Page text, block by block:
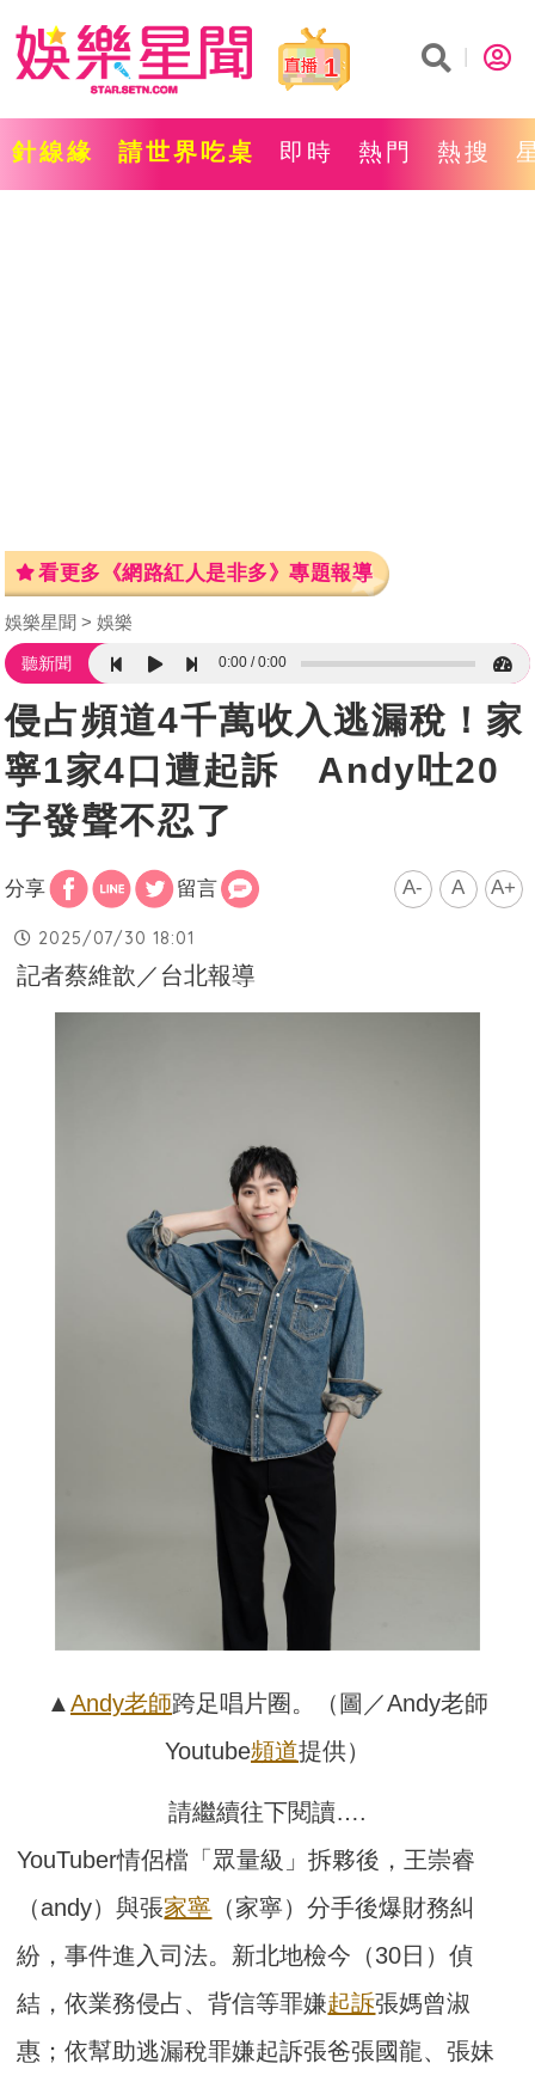
1
針線緣 請世界吃桌 即時 熱門 熱搜
看更多《網路紅人是非多》專題報導
娛樂星聞 娛樂
聽新聞 0:00 0:00
侵占頻道4千萬收入逃漏稅！家
寧1家4口遭起訴 Andy吐20
字發聲不忍了
分享 留言 A- A A+
2025/07/30 18:01
記者蔡維歆／台北報導
▲ Andy老師跨足唱片圈。（圖／Andy老師
Youtube頻道提供）
請繼續往下閱讀….
YouTuber情侶檔「眾量級」拆夥後，王崇睿
（andy）與張家寧 （家寧）分手後爆財務糾
紛，事件進入司法。新北地檢今（30日）偵
結，依業務侵占、背信等罪嫌起訴張媽曾淑
惠；依幫助逃漏稅罪嫌起訴張爸張國龍、張妹